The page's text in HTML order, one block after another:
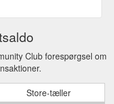
Club forespørgsel om
Store-tæller